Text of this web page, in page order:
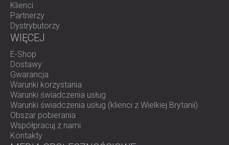
Klienci
Partnerzy
Dystrybutorzy
WIĘCEJ
E-Shop
Dostawy
Gwarancja
Warunki korzystania
Warunki świadczenia usług
Warunki świadczenia usług (klienci z Wielkiej Brytanii)
Obszar pobierania
Współpracuj z nami
Kontakty